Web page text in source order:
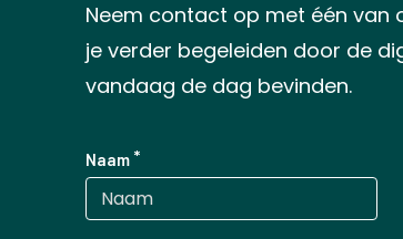
Neem contact op met één van
je verder begeleiden door de
vandaag de dag bevinden.
Naam